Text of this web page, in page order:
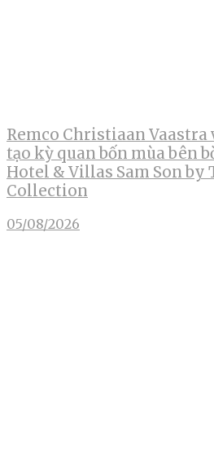
Remco Christiaan Vaastra
tạo kỳ quan bốn mùa bên
Hotel & Villas Sam Son
Collection
05/08/2026